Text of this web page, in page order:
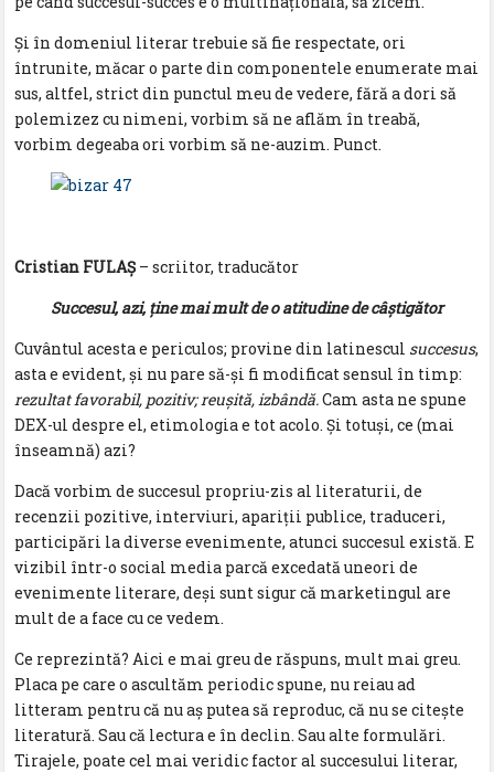
Şi în domeniul literar trebuie să fie respectate, ori
întrunite, măcar o parte din componentele enumerate mai
sus, altfel, strict din punctul meu de vedere, fără a dori să
polemizez cu nimeni, vorbim să ne aflăm în treabă,
vorbim degeaba ori vorbim să ne-auzim. Punct.
Cristian FULAȘ– scriitor, traducător
Succesul, azi, ține mai mult de o atitudine de câștigător
Cuvântul acesta e periculos; provine din latinescul succesus,
asta e evident, și nu pare să-și fi modificat sensul în timp:
rezultat favorabil, pozitiv; reușită, izbândă.Cam asta ne spune
DEX-ul despre el, etimologia e tot acolo. Și totuși, ce (mai
înseamnă) azi?
Dacă vorbim de succesul propriu-zis al literaturii, de
recenzii pozitive, interviuri, apariții publice, traduceri,
participări la diverse evenimente, atunci succesul există. E
vizibil într-o social media parcă excedată uneori de
evenimente literare, deși sunt sigur că marketingul are
mult de a face cu ce vedem.
Ce reprezintă? Aici e mai greu de răspuns, mult mai greu.
Placa pe care o ascultăm periodic spune, nu reiau ad
litteram pentru că nu aș putea să reproduc, că nu se citește
literatură. Sau că lectura e în declin. Sau alte formulări.
Tirajele, poate cel mai veridic factor al succesului literar,